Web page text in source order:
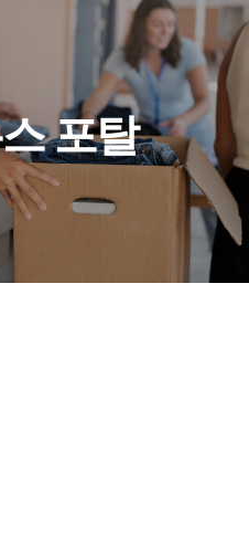
포탈